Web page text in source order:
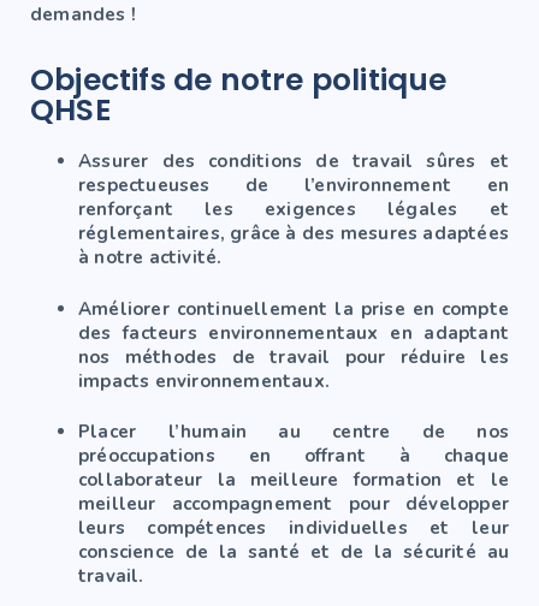
demandes !
Objectifs de notre politique
QHSE
Assurer des conditions de travail sûres et
respectueuses de l’environnement en
renforçant les exigences légales et
réglementaires, grâce à des mesures adaptées
à notre activité.
Améliorer continuellement la prise en compte
des facteurs environnementaux en adaptant
nos méthodes de travail pour réduire les
impacts environnementaux.
Placer l’humain au centre de nos
préoccupations en offrant à chaque
collaborateur la meilleure formation et le
meilleur accompagnement pour développer
leurs compétences individuelles et leur
conscience de la santé et de la sécurité au
travail.